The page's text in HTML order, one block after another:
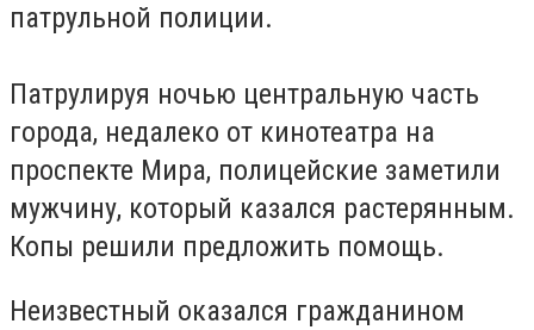
патрульной полиции.
Патрулируя ночью центральную часть
города, недалеко от кинотеатра на
проспекте Мира, полицейские заметили
мужчину, который казался растерянным.
Копы решили предложить помощь.
Неизвестный оказался гражданином